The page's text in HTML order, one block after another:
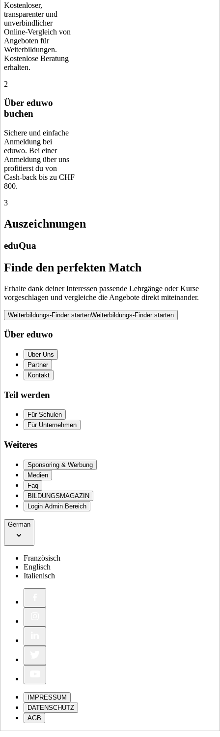
Kostenloser,
transparenter und
unverbindlicher
Online-Vergleich von
Angeboten für
Weiterbildungen.
Kostenlose Beratung
erhalten.
2
Über eduwo
buchen
Sichere und einfache
Anmeldung bei
eduwo. Bei einer
Anmeldung über uns
profitierst du von
Cash-back bis zu CHF
800.
3
Auszeichnungen
eduQua
Finde den perfekten Match
Erhalte dank deiner Interessen passende Lehrgänge oder Kurse
vorgeschlagen und vergleiche die Angebote direkt miteinander.
Weiterbildungs-Finder startenWeiterbildungs-Finder starten
Über eduwo
Über Uns
Partner
Kontakt
Teil werden
Für Schulen
Für Unternehmen
Weiteres
Sponsoring & Werbung
Medien
Faq
BILDUNGSMAGAZIN
Login Admin Bereich
German
Französisch
Englisch
Italienisch
IMPRESSUM
DATENSCHUTZ
AGB